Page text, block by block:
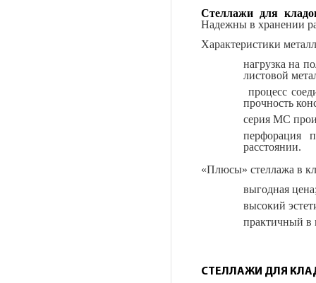
Стеллажи для
Надежны в хранении
Характеристики
нагрузка на
листовой
процесс
прочность
серия МС
перфорация
расстоянии.
«Плюсы» стеллажа в
выгодная
высокий
практичный в
СТЕЛЛАЖИ ДЛЯ